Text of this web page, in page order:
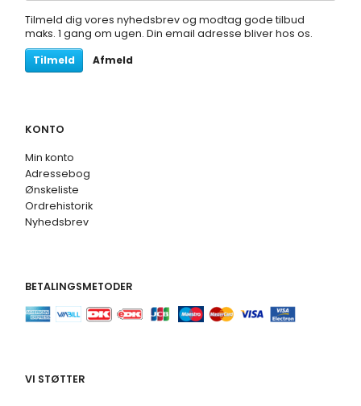
Tilmeld dig vores nyhedsbrev og modtag gode tilbud
maks. 1 gang om ugen. Din email adresse bliver hos os.
Tilmeld
Afmeld
KONTO
Min konto
Adressebog
Ønskeliste
Ordrehistorik
Nyhedsbrev
BETALINGSMETODER
VI STØTTER